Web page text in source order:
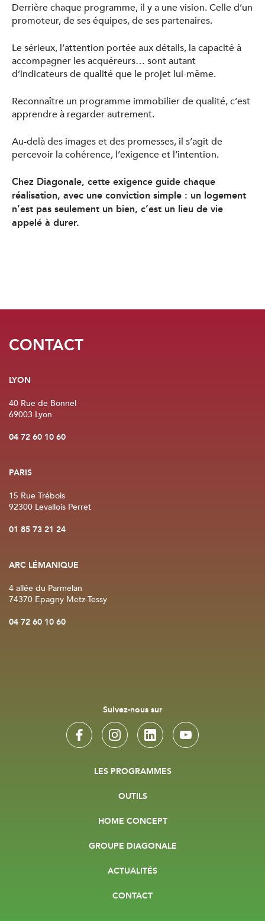
Derrière chaque programme, il y a une vision. Celle d’un
promoteur, de ses équipes, de ses partenaires.
Le sérieux, l’attention portée aux détails, la capacité à
accompagner les acquéreurs… sont autant
d’indicateurs de qualité que le projet lui-même.
Reconnaître un programme immobilier de qualité, c’est
apprendre à regarder autrement.
Au-delà des images et des promesses, il s’agit de
percevoir la cohérence, l’exigence et l’intention.
Chez Diagonale, cette exigence guide chaque
réalisation, avec une conviction simple : un logement
n’est pas seulement un bien, c’est un lieu de vie
appelé à durer.
CONTACT
LYON
40 Rue de Bonnel
69003 Lyon
04 72 60 10 60
PARIS
15 Rue Trébois
92300 Levallois Perret
01 85 73 21 24
ARC LÉMANIQUE
4 allée du Parmelan
74370 Epagny Metz-Tessy
04 72 60 10 60
Suivez-nous sur
LES PROGRAMMES
OUTILS
HOME CONCEPT
GROUPE DIAGONALE
ACTUALITÉS
CONTACT